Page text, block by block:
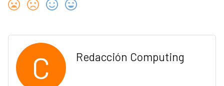
C Redacción Computing